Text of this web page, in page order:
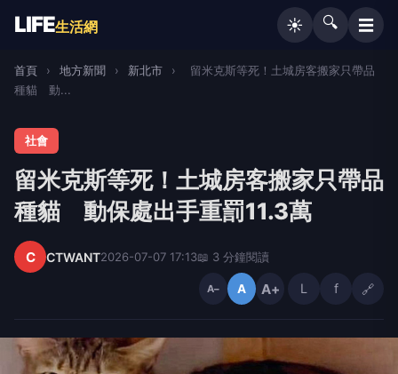
LIFE生活網 ☀️ 🔍 ☰
首頁 › 地方新聞 › 新北市 ›
留米克斯等死！土城房客搬家只帶品
種貓 動...
社會
留米克斯等死！土城房客搬家只帶品
種貓 動保處出手重罰11.3萬
C CTWANT2026-07-07 17:13📖 3 分鐘閱讀
A− A A+ L f 🔗